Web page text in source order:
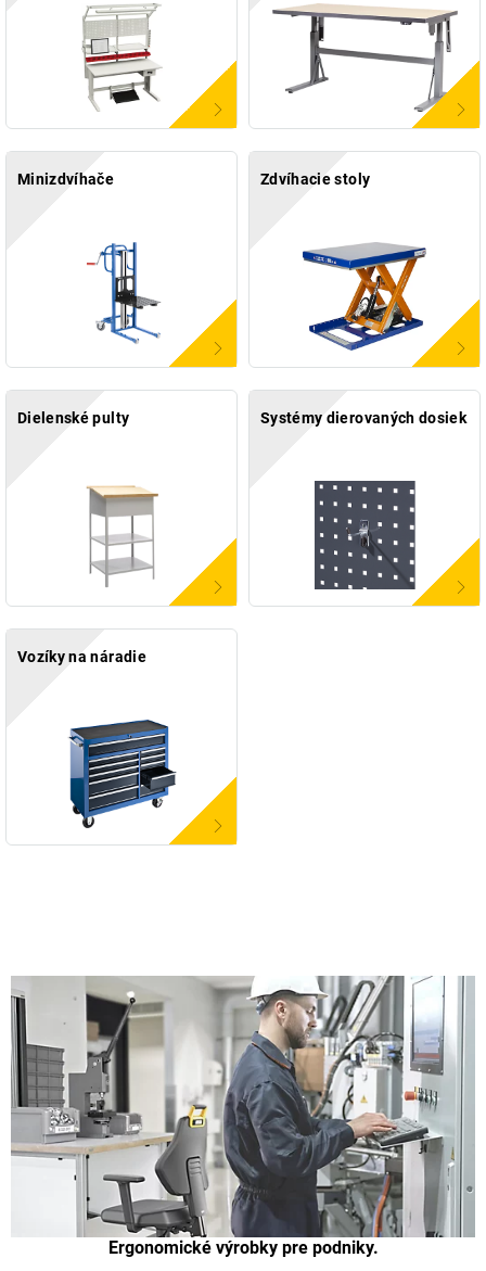
Minizdvíhače Zdvíhacie stoly
Dielenské pulty Systémy dierovaných dosiek
Vozíky na náradie
Ergonomické výrobky pre podniky.